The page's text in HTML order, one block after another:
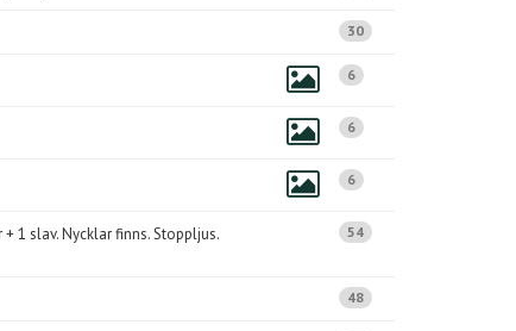
30
6
6
6
1 slav. Nycklar finns. Stoppljus.
54
48